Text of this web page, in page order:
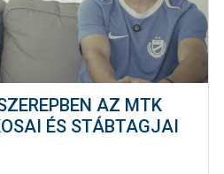
AZ MTK
ÉS STÁBTAGJAI